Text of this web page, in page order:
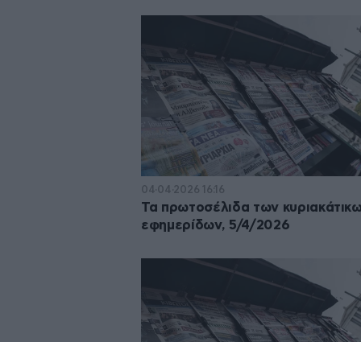
04·04·2026 16:16
Τα πρωτοσέλιδα των
εφημερίδων, 5/4/2026